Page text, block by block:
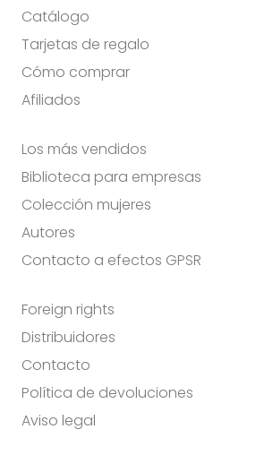
Catálogo
Tarjetas de regalo
Cómo comprar
Afiliados
Los más vendidos
Biblioteca para empresas
Colección mujeres
Autores
Contacto a efectos GPSR
Foreign rights
Distribuidores
Contacto
Política de devoluciones
Aviso legal